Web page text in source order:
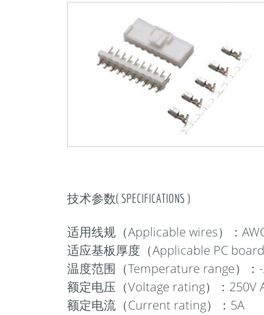
技术参数( SPECIFICATIONS )
适用线规（Applicable wires）：
适应基板厚度（Applicable PC
温度范围（Temperature range）
额定电压（Voltage rating）：250V
额定电流（Current rating）：5A